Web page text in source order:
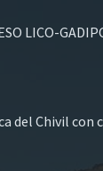
LICO-
del Chivil